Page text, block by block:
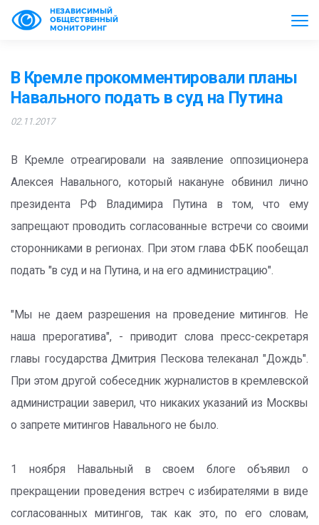
НЕЗАВИСИМЫЙ
ОБЩЕСТВЕННЫЙ
МОНИТОРИНГ
В Кремле прокомментировали планы
Навального подать в суд на Путина
02.11.2017
В Кремле отреагировали на заявление оппозиционера
Алексея Навального, который накануне обвинил лично
президента РФ Владимира Путина в том, что ему
запрещают проводить согласованные встречи со своими
сторонниками в регионах. При этом глава ФБК пообещал
подать "в суд и на Путина, и на его администрацию".
"Мы не даем разрешения на проведение митингов. Не
наша прерогатива", - приводит слова пресс-секретаря
главы государства Дмитрия Пескова телеканал "Дождь".
При этом другой собеседник журналистов в кремлевской
администрации заверил, что никаких указаний из Москвы
о запрете митингов Навального не было.
1 ноября Навальный в своем блоге объявил о
прекращении проведения встреч с избирателями в виде
согласованных митингов, так как это, по его словам,